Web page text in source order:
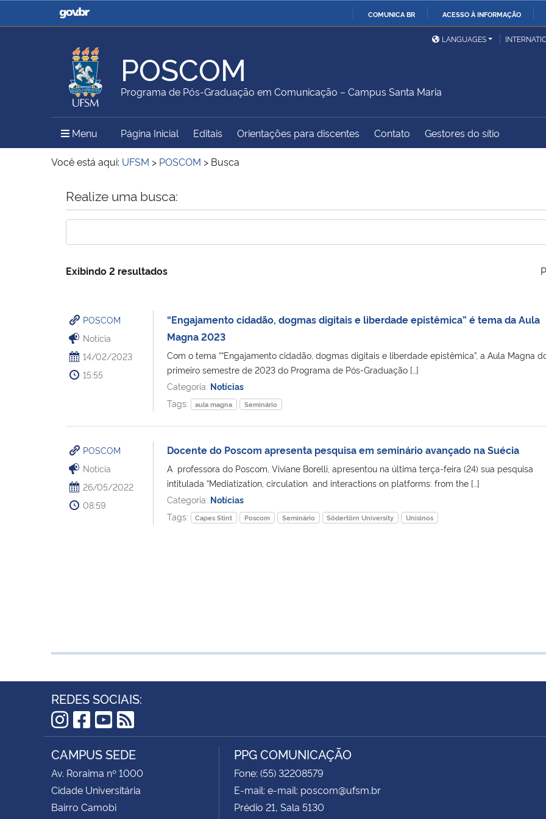
COMUNICA BR ACESSO À INFORMAÇÃO
Casa Civil
Ministério da Justiça e
Ministério da Defesa
Ministério das Relações
Exteriores
Ministério da Agricultura,
Pecuária e Abastecimento
Ministério da Educação
Ministério do Meio Ambiente Ministério do Turismo
Ministério do
Controladoria-Geral da
LANGUAGES
POSCOM
Programa de Pós-Graduação em Comunicação – Campus Santa Maria
Menu Menu Principal do Sítio
Página Inicial Editais Orientações para discentes Contato Gestores do sítio
Você está aqui: UFSM > POSCOM > Busca
Início do conteúdo
Realize uma busca:
Exibindo 2 resultados
POSCOM
Notícia
14/02/2023
15:55
“Engajamento cidadão, dogmas digitais e liberdade epistêmica” é tema da Aula
Magna 2023
Com o tema ““Engajamento cidadão, dogmas digitais e liberdade epistêmica”, a Aula Magna
primeiro semestre de 2023 do Programa de Pós-Graduação […]
Categoria: Notícias
Tags:
aula magna Seminário
POSCOM
Notícia
26/05/2022
08:59
Docente do Poscom apresenta pesquisa em seminário avançado na Suécia
A professora do Poscom, Viviane Borelli, apresentou na última terça-feira (24) sua pesquisa
intitulada “Mediatization, circulation and interactions on platforms: from the […]
Categoria: Notícias
Tags:
Capes Stint Poscom Seminário Södertörn University Unisinos
REDES SOCIAIS:
Instagram
Facebook
YouTube
RSS
CAMPUS SEDE
Av. Roraima nº 1000
Cidade Universitária
Bairro Camobi
PPG COMUNICAÇÃO
Fone: (55) 32208579
E-mail: e-mail: poscom@ufsm.br
Prédio 21, Sala 5130